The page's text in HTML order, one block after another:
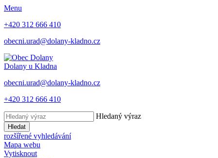
Menu
+420 312 666 410
obecni.urad@dolany-kladno.cz
Dolany u Kladna
obecni.urad@dolany-kladno.cz
+420 312 666 410
Hledaný výraz
Hledat
rozšířené vyhledávání
Mapa webu
Vytisknout